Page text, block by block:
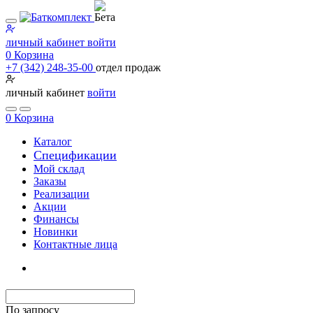
личный кабинет войти
0 Корзина
+7 (342) 248-35-00 отдел продаж
личный кабинет войти
0 Корзина
Каталог
Специфи­кации
Мой склад
Заказы
Реализации
Акции
Финансы
Новинки
Контактные лица
По запросу